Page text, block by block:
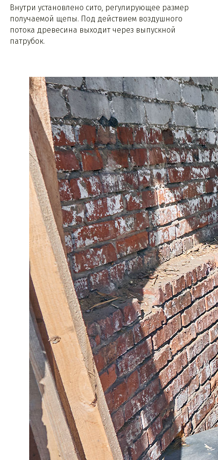
Внутри установлено сито, регулирующее размер
получаемой щепы. Под действием воздушного
потока древесина выходит через выпускной
патрубок.